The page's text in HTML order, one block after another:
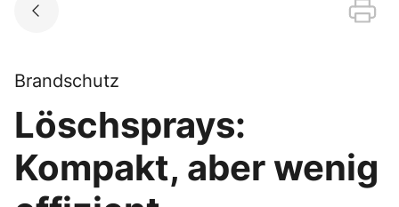
Brandschutz
Löschsprays:
Kompakt, aber wenig